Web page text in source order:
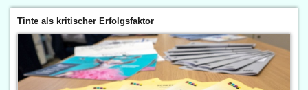
Tinte als kritischer Erfolgsfaktor